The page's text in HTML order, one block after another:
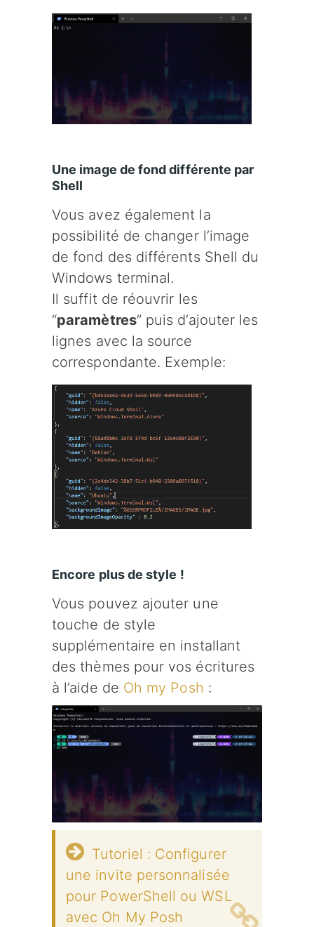
Une image de fond différente par
Shell
Vous avez également la
possibilité de changer l’image
de fond des différents Shell du
Windows terminal.
Il suffit de réouvrir les
“paramètres” puis d’ajouter les
lignes avec la source
correspondante. Exemple:
Encore plus de style !
Vous pouvez ajouter une
touche de style
supplémentaire en installant
des thèmes pour vos écritures
à l’aide de Oh my Posh :
Tutoriel : Configurer
une invite personnalisée
pour PowerShell ou WSL
avec Oh My Posh